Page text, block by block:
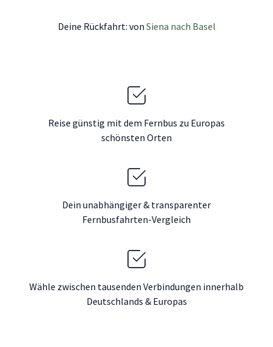
Deine Rückfahrt: von Siena nach Basel
Reise günstig mit dem Fernbus zu Europas
schönsten Orten
Dein unabhängiger & transparenter
Fernbusfahrten-Vergleich
Wähle zwischen tausenden Verbindungen innerhalb
Deutschlands & Europas